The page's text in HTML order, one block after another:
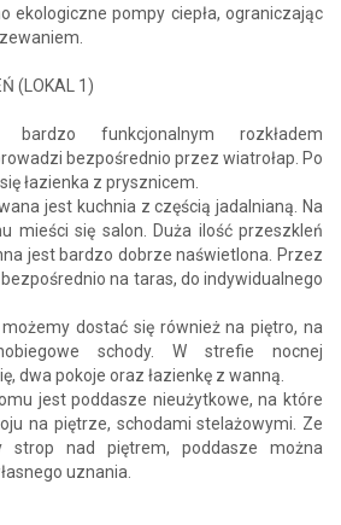
ekologiczne pompy ciepła, ograniczając
(LOKAL 1)
funkcjonalnym rozkładem
bezpośrednio przez wiatrołap. Po
łazienka z prysznicem.
jest kuchnia z częścią jadalnianą. Na
mieści się salon. Duża ilość przeszkleń
jest bardzo dobrze naświetlona. Przez
na taras, do indywidualnego
dostać się również na piętro, na
schody. W strefie nocnej
dwa pokoje oraz łazienkę z wanną.
jest poddasze nieużytkowe, na które
na piętrze, schodami stelażowymi. Ze
strop nad piętrem, poddasze można
uznania.